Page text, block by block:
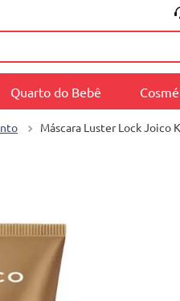
Quarto do Bebê
Máscara Luster Lock Joico